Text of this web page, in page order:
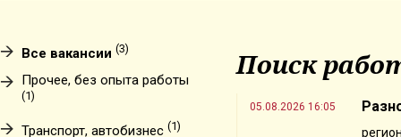
Все вакансии (3)
Прочее, без опыта работы
(1)
Транспорт, автобизнес (1)
Поиск
05.08.2026 16:05